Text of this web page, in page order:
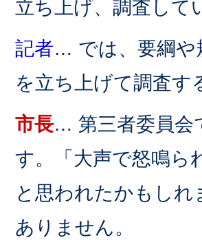
立ち上げ、調査して
記者… では、要綱や
を立ち上げて調査す
市長… 第三者委員会
す。「大声で怒鳴ら
と思われたかもし
ありません。